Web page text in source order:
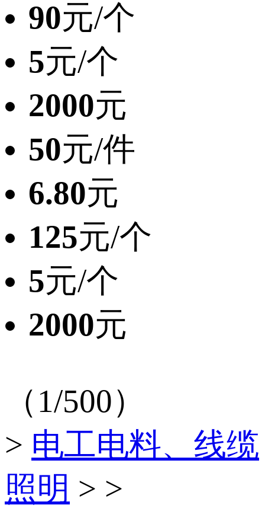
90元/个
5元/个
2000元
50元/件
6.80元
125元/个
5元/个
2000元
（1/500）
> 电工电料、线缆
照明 > >